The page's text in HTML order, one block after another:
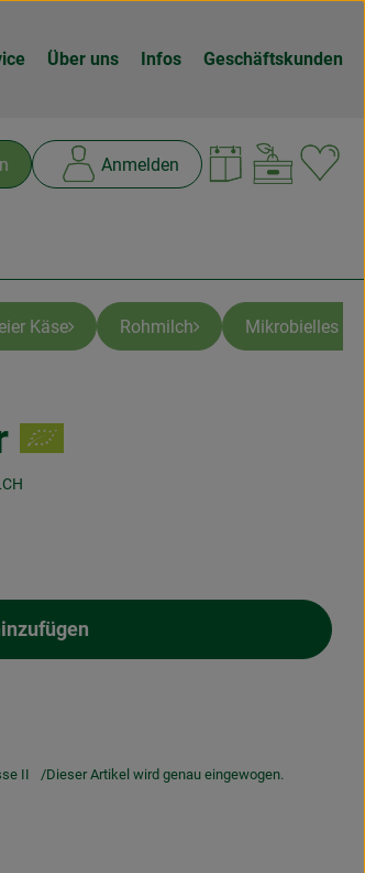
Über uns Infos Geschäftskunden
Anmelden
Käse Rohmilch Mikrobielles
Produkt zum Warenkorb hinzufügen
II Dieser Artikel wird genau eingewogen.